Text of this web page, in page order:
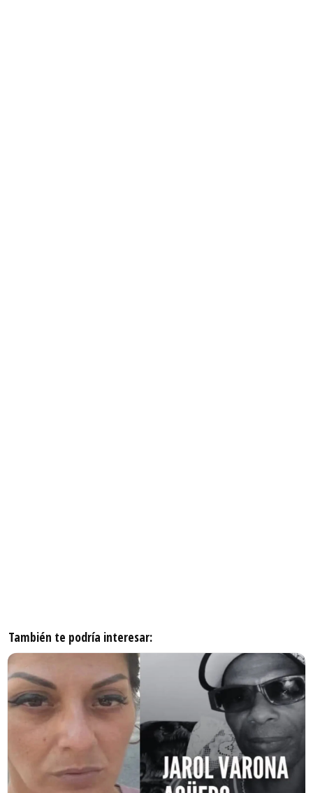
También te podría interesar: